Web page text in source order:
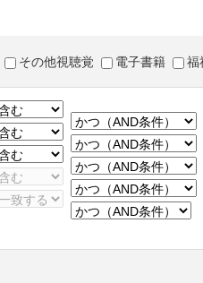
その他視聴覚 電子書籍 福